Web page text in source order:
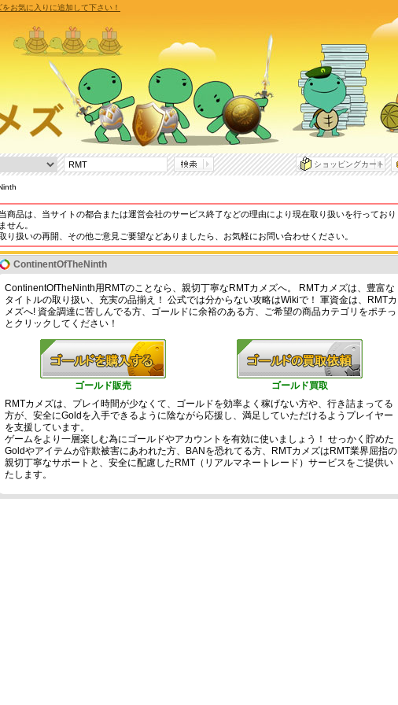
お気に入りに追加して下さい！
ショッピングカート
当商品は、当サイトの都合または運営会社のサービス終了などの理由により現在取り扱いを行っており
ません。
り扱いの再開、その他ご意見ご要望などありましたら、お気軽にお問い合わせください。
ContinentOfTheNinth
ContinentOfTheNinth用RMTのことなら、親切丁寧なRMTカメズへ。 RMTカメズは、豊富な
タイトルの取り扱い、充実の品揃え！ 公式では分からない攻略はWikiで！ 軍資金は、RMTカ
メズへ! 資金調達に苦しんでる方、ゴールドに余裕のある方、ご希望の商品カテゴリをポチっ
とクリックしてください！
ゴールド販売
ゴールド買取
RMTカメズは、プレイ時間が少なくて、ゴールドを効率よく稼げない方や、行き詰まってる
方が、安全にGoldを入手できるように陰ながら応援し、満足していただけるようプレイヤー
を支援しています。
ゲームをより一層楽しむ為にゴールドやアカウントを有効に使いましょう！ せっかく貯めた
Goldやアイテムが詐欺被害にあわれた方、BANを恐れてる方、RMTカメズはRMT業界屈指の
親切丁寧なサポートと、安全に配慮したRMT（リアルマネートレード）サービスをご提供い
たします。